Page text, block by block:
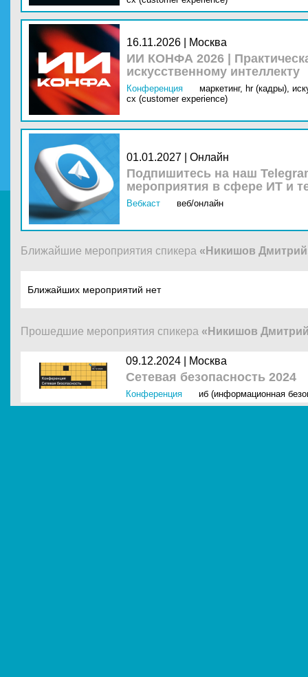
16.11.2026 | Москва
ИИ КОНФА 2026 |
искусственному интеллекту
Конференция маркетинг, hr (кадры),
cx (customer experience)
01.01.2027 | Онлайн
Подпишитесь на наш
мероприятия в сфере ИТ и
Вебкаст веб/онлайн
Ближайшие мероприятия спикера «Никишов
Ближайших мероприятий нет
Прошедшие мероприятия спикера «Никишов
09.12.2024 | Москва
Сетевая безопасность 2024
Конференция иб (информационная